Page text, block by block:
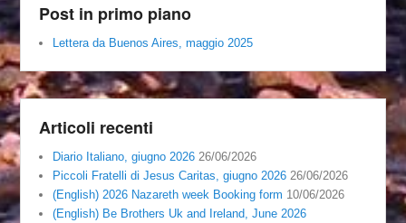
Post in primo piano
Lettera da Buenos Aires, maggio 2025
Articoli recenti
Diario Italiano, giugno 2026 26/06/2026
Piccoli Fratelli di Jesus Caritas, giugno 2026 26/06/2026
(English) 2026 Nazareth week Booking form 10/06/2026
(English) Be Brothers Uk and Ireland, June 2026